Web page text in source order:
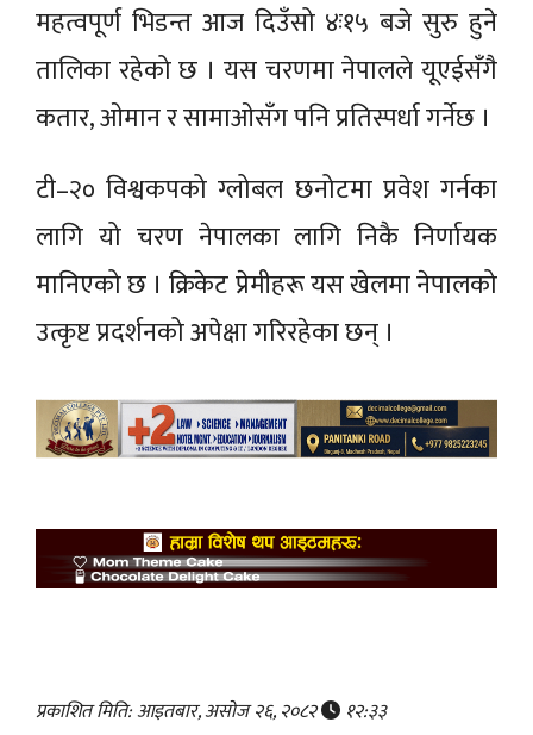
महत्वपूर्ण भिडन्त आज दिउँसो ४ः१५ बजे सुरु हुने
तालिका रहेको छ । यस चरणमा नेपालले यूएईसँगै
कतार, ओमान र सामाओसँग पनि प्रतिस्पर्धा गर्नेछ ।
टी–२० विश्वकपको ग्लोबल छनोटमा प्रवेश गर्नका
लागि यो चरण नेपालका लागि निकै निर्णायक
मानिएको छ । क्रिकेट प्रेमीहरू यस खेलमा नेपालको
उत्कृष्ट प्रदर्शनको अपेक्षा गरिरहेका छन् ।
प्रकाशित मिति: आइतबार, असोज २६, २०८२ १२:३३